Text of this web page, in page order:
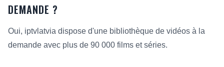
DEMANDE ?
Oui, iptvlatvia dispose d'une bibliothèque de vidéos à la
demande avec plus de 90 000 films et séries.